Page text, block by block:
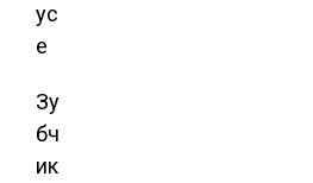
Зу
бч
ик